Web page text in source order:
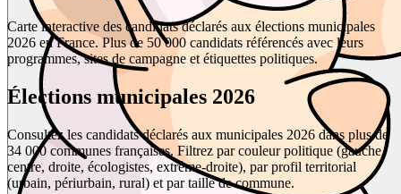
Carte interactive des candidats déclarés aux élections municipales
2026 en France. Plus de 50 000 candidats référencés avec leurs
programmes, sites de campagne et étiquettes politiques.
Élections municipales 2026
Consultez les candidats déclarés aux municipales 2026 dans plus de
34 000 communes françaises. Filtrez par couleur politique (gauche,
centre, droite, écologistes, extrême-droite), par profil territorial
(urbain, périurbain, rural) et par taille de commune.